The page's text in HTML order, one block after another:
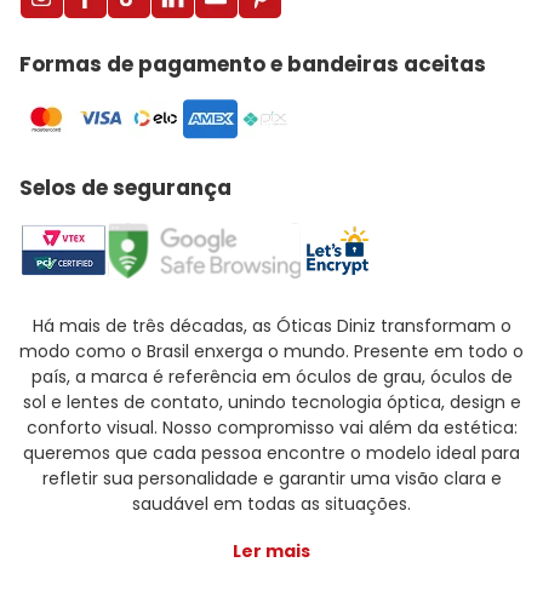
Formas de pagamento e bandeiras aceitas
Selos de segurança
Há mais de três décadas, as Óticas Diniz transformam o
modo como o Brasil enxerga o mundo. Presente em todo o
país, a marca é referência em óculos de grau, óculos de
sol e lentes de contato, unindo tecnologia óptica, design e
conforto visual. Nosso compromisso vai além da estética:
queremos que cada pessoa encontre o modelo ideal para
refletir sua personalidade e garantir uma visão clara e
saudável em todas as situações.
Ler mais